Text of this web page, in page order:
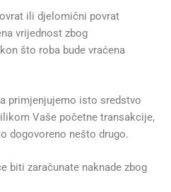
ili djelomični povrat
vrijednost zbog
što roba bude vraćena
primjenjujemo isto sredstvo
Vaše početne transakcije,
dogovoreno nešto drugo.
biti zaračunate naknade zbog